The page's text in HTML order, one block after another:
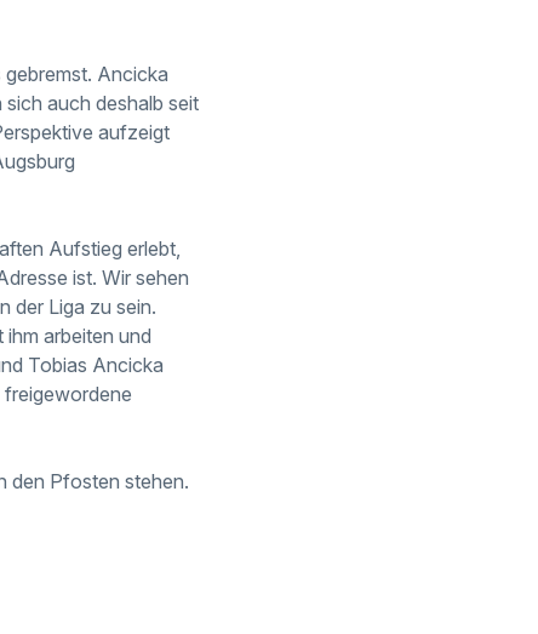
Ancicka
auch deshalb seit
aufzeigt
Aufstieg erlebt,
ist. Wir sehen
der Liga zu sein.
arbeiten und
Tobias Ancicka
den Pfosten stehen.